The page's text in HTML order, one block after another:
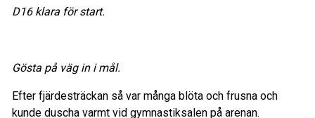
D16 klara för start.
Gösta på väg in i mål.
Efter fjärdesträckan så var många blöta och frusna och
kunde duscha varmt vid gymnastiksalen på arenan.